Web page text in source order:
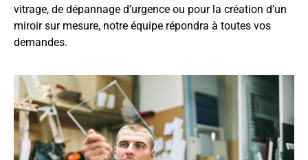
vitrage, de dépannage d’urgence ou pour la création d’un
miroir sur mesure, notre équipe répondra à toutes vos
demandes.